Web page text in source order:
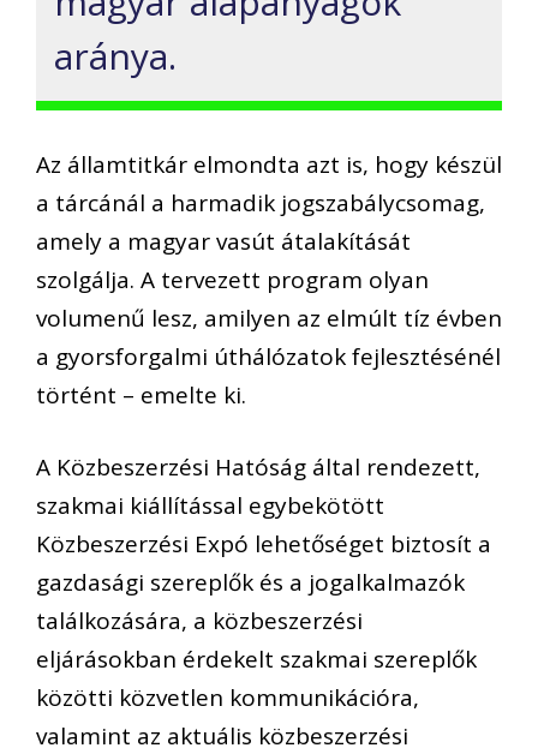
aránya.
Az államtitkár elmondta azt is, hogy készül
a tárcánál a harmadik jogszabálycsomag,
amely a magyar vasút átalakítását
szolgálja. A tervezett program olyan
volumenű lesz, amilyen az elmúlt tíz évben
a gyorsforgalmi úthálózatok fejlesztésénél
történt – emelte ki.
A Közbeszerzési Hatóság által rendezett,
szakmai kiállítással egybekötött
Közbeszerzési Expó lehetőséget biztosít a
gazdasági szereplők és a jogalkalmazók
találkozására, a közbeszerzési
eljárásokban érdekelt szakmai szereplők
közötti közvetlen kommunikációra,
valamint az aktuális közbeszerzési